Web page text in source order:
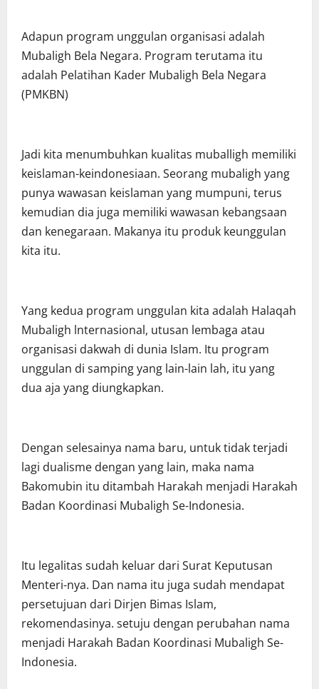
Adapun program unggulan organisasi adalah
Mubaligh Bela Negara. Program terutama itu
adalah Pelatihan Kader Mubaligh Bela Negara
(PMKBN)
Jadi kita menumbuhkan kualitas muballigh memiliki
keislaman-keindonesiaan. Seorang mubaligh yang
punya wawasan keislaman yang mumpuni, terus
kemudian dia juga memiliki wawasan kebangsaan
dan kenegaraan. Makanya itu produk keunggulan
kita itu.
Yang kedua program unggulan kita adalah Halaqah
Mubaligh lnternasional, utusan lembaga atau
organisasi dakwah di dunia Islam. Itu program
unggulan di samping yang lain-lain lah, itu yang
dua aja yang diungkapkan.
Dengan selesainya nama baru, untuk tidak terjadi
lagi dualisme dengan yang lain, maka nama
Bakomubin itu ditambah Harakah menjadi Harakah
Badan Koordinasi Mubaligh Se-Indonesia.
Itu legalitas sudah keluar dari Surat Keputusan
Menteri-nya. Dan nama itu juga sudah mendapat
persetujuan dari Dirjen Bimas Islam,
rekomendasinya. setuju dengan perubahan nama
menjadi Harakah Badan Koordinasi Mubaligh Se-
Indonesia.